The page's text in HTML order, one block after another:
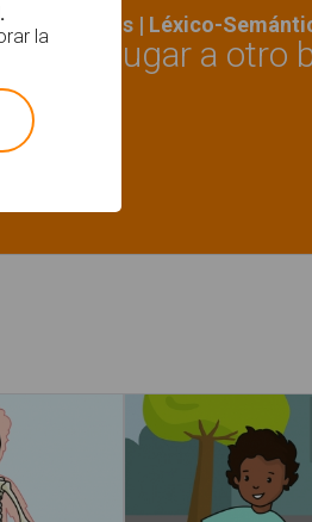
| Léxico-
a jugar a otro
Los músculos
la